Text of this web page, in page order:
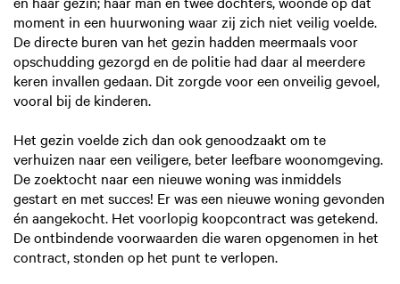
moment in een huurwoning waar zij zich niet veilig voelde.
De directe buren van het gezin hadden meermaals voor
opschudding gezorgd en de politie had daar al meerdere
keren invallen gedaan. Dit zorgde voor een onveilig gevoel,
vooral bij de kinderen.
Het gezin voelde zich dan ook genoodzaakt om te
verhuizen naar een veiligere, beter leefbare woonomgeving.
De zoektocht naar een nieuwe woning was inmiddels
gestart en met succes! Er was een nieuwe woning gevonden
én aangekocht. Het voorlopig koopcontract was getekend.
De ontbindende voorwaarden die waren opgenomen in het
contract, stonden op het punt te verlopen.